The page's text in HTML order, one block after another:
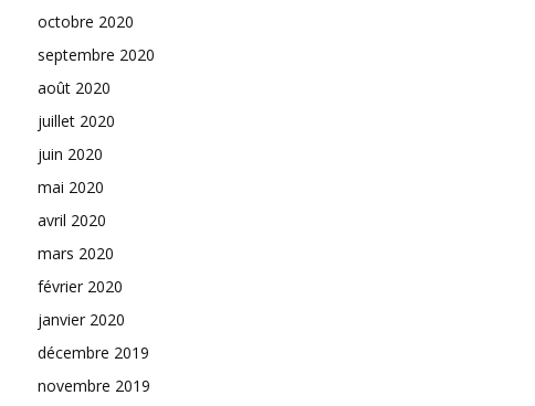
octobre 2020
septembre 2020
août 2020
juillet 2020
juin 2020
mai 2020
avril 2020
mars 2020
février 2020
janvier 2020
décembre 2019
novembre 2019